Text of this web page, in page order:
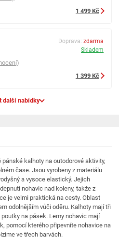
1 499 Kč
Doprava: zdarma
Skladem
1 399 Kč
další nabídky
kalhoty na outodorové aktivity,
čase. Jsou vyrobeny z materiálu
a vysoce elastický. Jejich
nohavic nad koleny, takže z
je velmi praktická na cesty. Oblast
odolnějším vůči oděru. Kalhoty mají tři
na pásek. Lemy nohavic mají
pomocí kterého připevníte nohavice na
ve třech barvách.